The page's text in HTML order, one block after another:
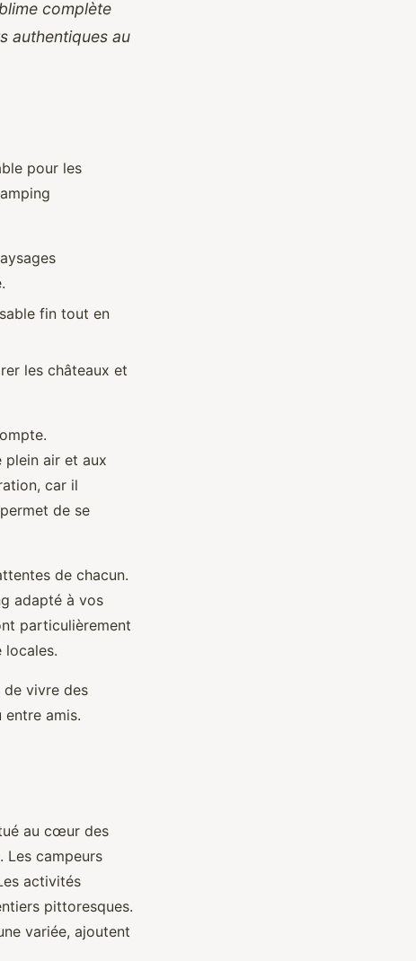
complète
authentiques au
pour les
fin tout en
les châteaux et
plein air et aux
car il
de se
de chacun.
adapté à vos
particulièrement
locales.
vivre des
amis.
au cœur des
Les campeurs
activités
pittoresques.
variée, ajoutent